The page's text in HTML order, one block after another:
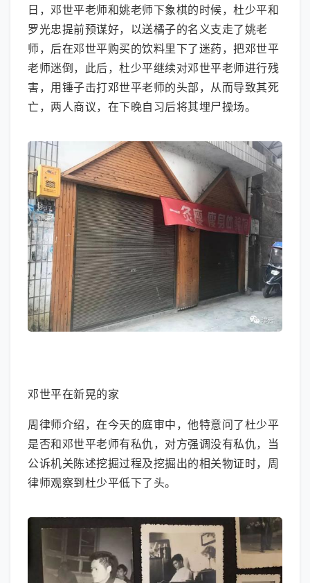
日，邓世平老师和姚老师下象棋的时候，杜少平和
罗光忠提前预谋好，以送橘子的名义支走了姚老
师，后在邓世平购买的饮料里下了迷药，把邓世平
老师迷倒，此后，杜少平继续对邓世平老师进行残
害，用锤子击打邓世平老师的头部，从而导致其死
亡，两人商议，在下晚自习后将其埋尸操场。
邓世平在新晃的家
周律师介绍，在今天的庭审中，他特意问了杜少平
是否和邓世平老师有私仇，对方强调没有私仇，当
公诉机关陈述挖掘过程及挖掘出的相关物证时，周
律师观察到杜少平低下了头。